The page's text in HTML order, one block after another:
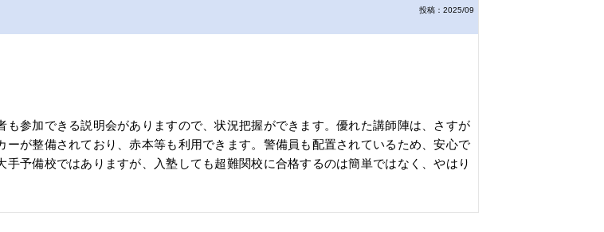
投稿：2025/09
参加できる説明会がありますので、状況把握ができます。優れた講師陣は、さすが
が整備されており、赤本等も利用できます。警備員も配置されているため、安心で
予備校ではありますが、入塾しても超難関校に合格するのは簡単ではなく、やはり